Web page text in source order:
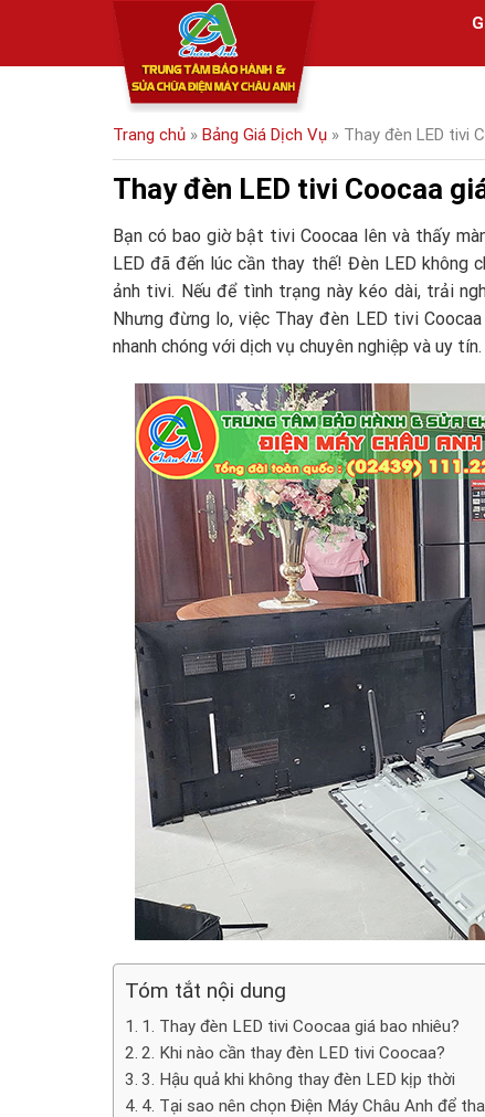
content
Trang chủ » Bảng Giá Dịch Vụ » Thay đèn LED tivi
Thay đèn LED tivi Coocaa
Bạn có bao giờ bật tivi Coocaa lên và thấy
LED đã đến lúc cần thay thế! Đèn LED không
ảnh tivi. Nếu để tình trạng này kéo dài, trải
Nhưng đừng lo, việc Thay đèn LED tivi
nhanh chóng với dịch vụ chuyên nghiệp và uy
Tóm tắt nội dung
1. Thay đèn LED tivi Coocaa giá bao nhiêu?
2. Khi nào cần thay đèn LED tivi Coocaa?
3. Hậu quả khi không thay đèn LED kịp thời
4. Tại sao nên chọn Điện Máy Châu Anh để